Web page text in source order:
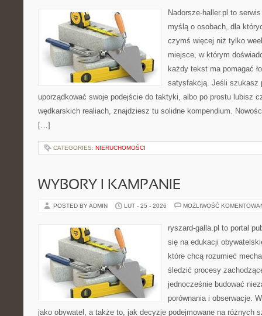
Nadorsze-haller.pl to
myślą o osobach, dla
czymś więcej niż tylko
miejsce, w którym
każdy tekst ma pomagać
satysfakcją. Jeśli szukasz
uporządkować swoje podejście do taktyki, albo po prostu lubisz
wędkarskich realiach, znajdziesz tu solidne kompendium.
[…]
CATEGORIES: NIERUCHOMOŚCI
WYBORY I KAMPANIE
POSTED BY ADMIN LUT - 25 - 2026 MOŻLIWOŚĆ
ryszard-galla.pl to portal
się na edukacji
które chcą rozumieć
śledzić procesy
jednocześnie budować
porównania i obserwacje.
jako obywatel, a także to, jak decyzje podejmowane na różnych